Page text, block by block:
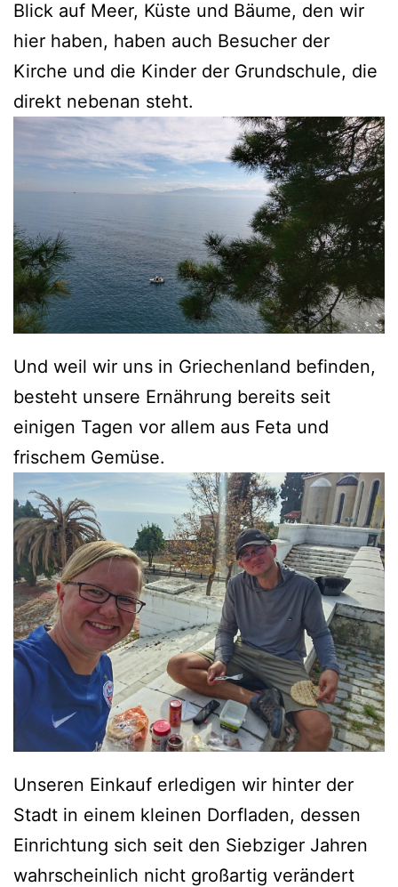
Blick auf Meer, Küste und Bäume, den wir
hier haben, haben auch Besucher der
Kirche und die Kinder der Grundschule, die
direkt nebenan steht.
Und weil wir uns in Griechenland befinden,
besteht unsere Ernährung bereits seit
einigen Tagen vor allem aus Feta und
frischem Gemüse.
Unseren Einkauf erledigen wir hinter der
Stadt in einem kleinen Dorfladen, dessen
Einrichtung sich seit den Siebziger Jahren
wahrscheinlich nicht großartig verändert